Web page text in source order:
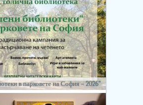
в парковете на София – 2026“